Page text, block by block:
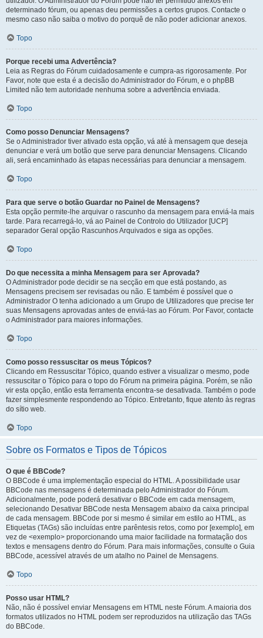
determinado fórum, ou apenas deu permissões a certos grupos. Contacte o
mesmo caso não saiba o motivo do porquê de não poder adicionar anexos.
Topo
Porque recebi uma Advertência?
Leia as Regras do Fórum cuidadosamente e cumpra-as rigorosamente. Por
Favor, note que esta é a decisão do Administrador do Fórum, e o phpBB
Limited não tem autoridade nenhuma sobre a advertência enviada.
Topo
Como posso Denunciar Mensagens?
Se o Administrador tiver ativado esta opção, vá até à mensagem que deseja
denunciar e verá um botão que serve para denunciar Mensagens. Clicando
ali, será encaminhado às etapas necessárias para denunciar a mensagem.
Topo
Para que serve o botão Guardar no Painel de Mensagens?
Esta opção permite-lhe arquivar o rascunho da mensagem para enviá-la mais
tarde. Para recarregá-lo, vá ao Painel de Controlo do Utilizador [UCP]
separador Geral opção Rascunhos Arquivados e siga as opções.
Topo
Do que necessita a minha Mensagem para ser Aprovada?
O Administrador pode decidir se na secção em que está postando, as
Mensagens precisem ser revisadas ou não. E também é possível que o
Administrador O tenha adicionado a um Grupo de Utilizadores que precise ter
suas Mensagens aprovadas antes de enviá-las ao Fórum. Por Favor, contacte
o Administrador para maiores informações.
Topo
Como posso ressuscitar os meus Tópicos?
Clicando em Ressuscitar Tópico, quando estiver a visualizar o mesmo, pode
ressuscitar o Tópico para o topo do Fórum na primeira página. Porém, se não
vir esta opção, então esta ferramenta encontra-se desativada. Também o pode
fazer simplesmente respondendo ao Tópico. Entretanto, fique atento às regras
do sítio web.
Topo
Sobre os Formatos e Tipos de Tópicos
O que é BBCode?
O BBCode é uma implementação especial do HTML. A possibilidade usar
BBCode nas mensagens é determinada pelo Administrador do Fórum.
Adicionalmente, pode poderá desativar o BBCode em cada mensagem,
selecionando Desativar BBCode nesta Mensagem abaixo da caixa principal
de cada mensagem. BBCode por si mesmo é similar em estilo ao HTML, as
Etiquetas (TAGs) são incluídas entre parêntesis retos, como por [exemplo], em
vez de <exemplo> proporcionando uma maior facilidade na formatação dos
textos e mensagens dentro do Fórum. Para mais informações, consulte o Guia
BBCode, acessível através de um atalho no Painel de Mensagens.
Topo
Posso usar HTML?
Não, não é possível enviar Mensagens em HTML neste Fórum. A maioria dos
formatos utilizados no HTML podem ser reproduzidos na utilização das TAGs
do BBCode.